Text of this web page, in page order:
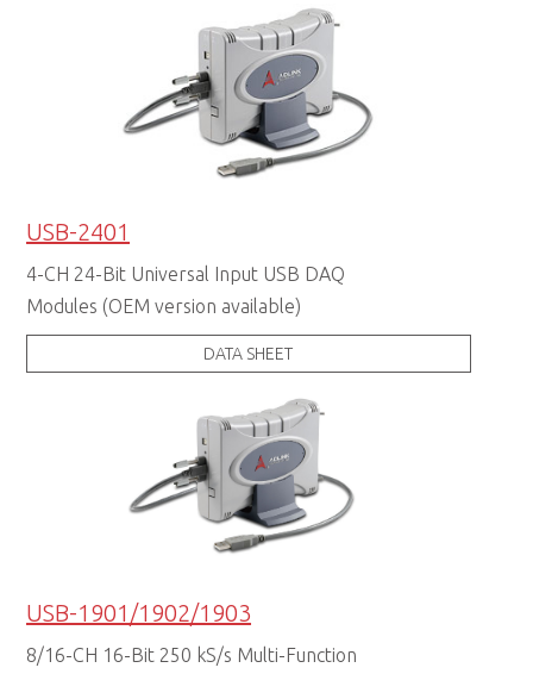
USB-2401
4-CH 24-Bit Universal Input USB DAQ
Modules (OEM version available)
DATA SHEET
USB-1901/1902/1903
8/16-CH 16-Bit 250 kS/s Multi-Function